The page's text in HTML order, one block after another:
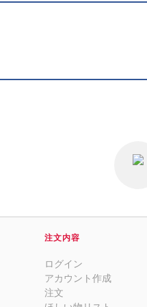
注文内容
ログイン
アカウント作成
注文